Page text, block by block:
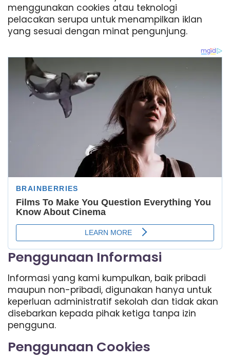
menggunakan cookies atau teknologi
pelacakan serupa untuk menampilkan iklan
yang sesuai dengan minat pengunjung.
Penggunaan Informasi
Informasi yang kami kumpulkan, baik pribadi
maupun non-pribadi, digunakan hanya untuk
keperluan administratif sekolah dan tidak akan
disebarkan kepada pihak ketiga tanpa izin
pengguna.
Penggunaan Cookies